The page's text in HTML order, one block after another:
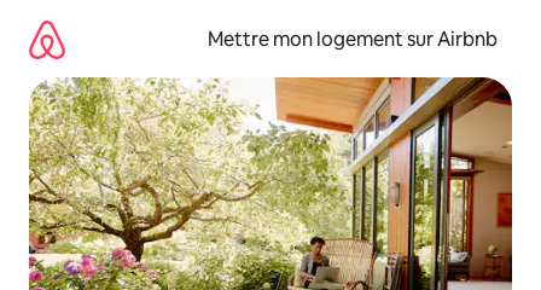
directement
contenu
Mettre mon logement sur Airbnb